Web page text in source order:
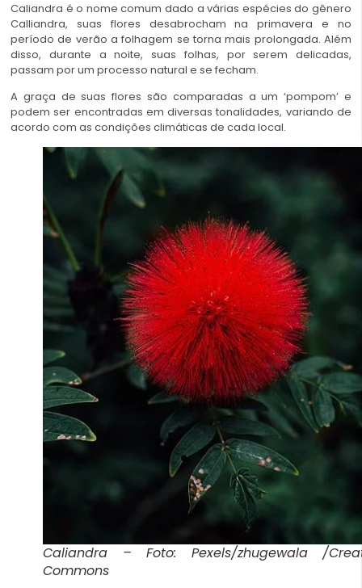
Caliandra é o nome comum dado a várias espécies do gênero
Calliandra, suas flores desabrocham na primavera e no
período de verão a folhagem se torna mais prolongada. Além
disso, durante a noite, suas folhas, por serem delicadas,
passam por um processo natural e se fecham.
A graça de suas flores são comparadas a um ‘pompom’ e
podem ser encontradas em diversas tonalidades, variando de
acordo com as condições climáticas de cada local.
Caliandra – Foto: Pexels/zhugewala /
Commons